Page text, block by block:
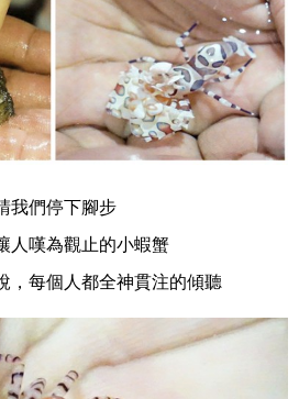
我們停下腳步
人嘆為觀止的小蝦蟹
，每個人都全神貫注的傾聽